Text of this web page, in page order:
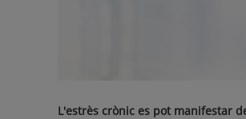
L'estrès crònic es pot manifestar